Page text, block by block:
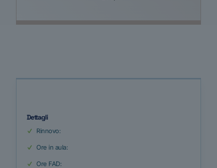
Dettagli
Rinnovo:
Ore in aula:
Ore FAD: